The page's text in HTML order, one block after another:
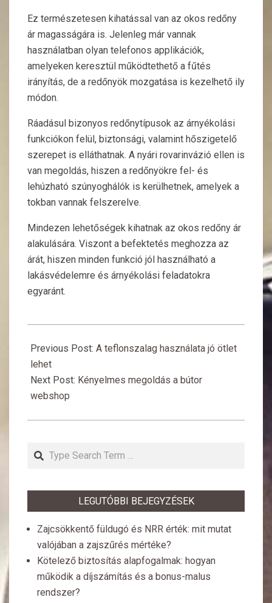
Ez természetesen kihatással van az okos redőny
ár magasságára is. Jelenleg már vannak
használatban olyan telefonos applikációk,
amelyeken keresztül működtethető a fűtés
irányítás, de a redőnyök mozgatása is kezelhető ily
módon.
Ráadásul bizonyos redőnytípusok az árnyékolási
funkciókon felül, biztonsági, valamint hőszigetelő
szerepet is elláthatnak. A nyári rovarinvázió ellen is
van megoldás, hiszen a redőnyökre fel- és
lehúzható szúnyoghálók is kerülhetnek, amelyek a
tokban vannak felszerelve.
Mindezen lehetőségek kihatnak az okos redőny ár
alakulására. Viszont a befektetés meghozza az
árát, hiszen minden funkció jól használható a
lakásvédelemre és árnyékolási feladatokra
egyaránt.
10-
23
Previous Post: A teflonszalag használata jó ötlet
lehet
Next Post: Kényelmes megoldás a bútor
webshop
Search
LEGUTÓBBI BEJEGYZÉSEK
Zajcsökkentő füldugó és NRR érték: mit mutat
valójában a zajszűrés mértéke?
Kötelező biztosítás alapfogalmak: hogyan
működik a díjszámítás és a bonus-malus
rendszer?